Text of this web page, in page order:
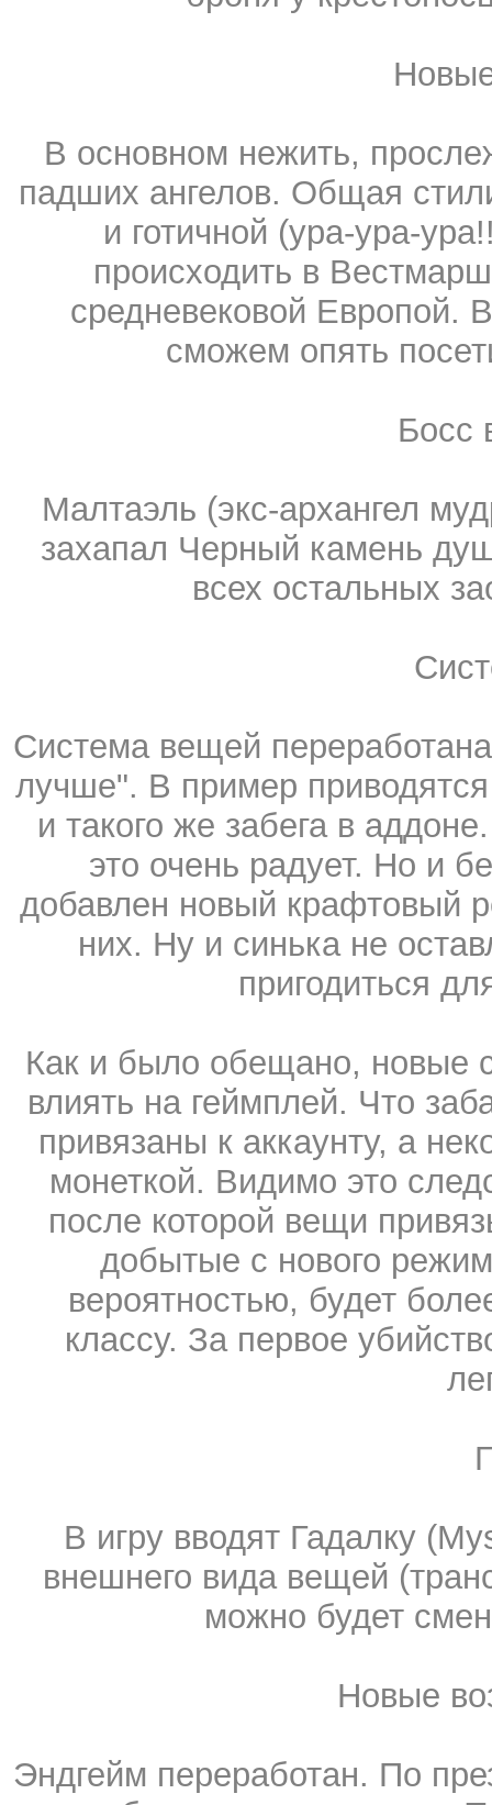
В основном нежить,
падших ангелов. Общая
и готичной (ура-ура-
происходить в
средневековой Европой.
сможем опять
Босс
Малтаэль (экс-архангел
захапал Черный камень
всех остальных
Система вещей
лучше". В пример приводятся
и такого же забега в
это очень радует. Но и
добавлен новый крафтовый
них. Ну и синька не
пригодиться
Как и было обещано, новые
влиять на геймплей. Что
привязаны к аккаунту, а
монеткой. Видимо это
после которой вещи
добытые с нового
вероятностью, будет
классу. За первое
В игру вводят Гадалку
внешнего вида вещей
можно будет
Новые
Эндгейм переработан. По